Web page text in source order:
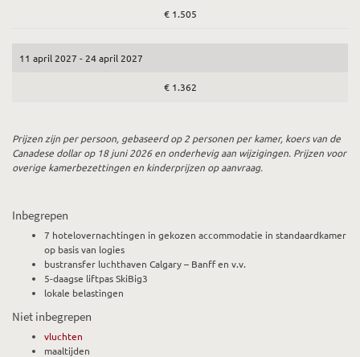
€ 1.505
11 april 2027 - 24 april 2027
€ 1.362
Prijzen zijn per persoon, gebaseerd op 2 personen per kamer, koers van de
Canadese dollar op 18 juni 2026en onderhevig aan wijzigingen. Prijzen voor
overige kamerbezettingen en kinderprijzen op aanvraag.
Inbegrepen
7 hotelovernachtingen in gekozen accommodatie in standaardkamer
op basis van logies
bustransfer luchthaven Calgary – Banff en v.v.
5-daagse liftpas SkiBig3
lokale belastingen
Niet inbegrepen
vluchten
maaltijden